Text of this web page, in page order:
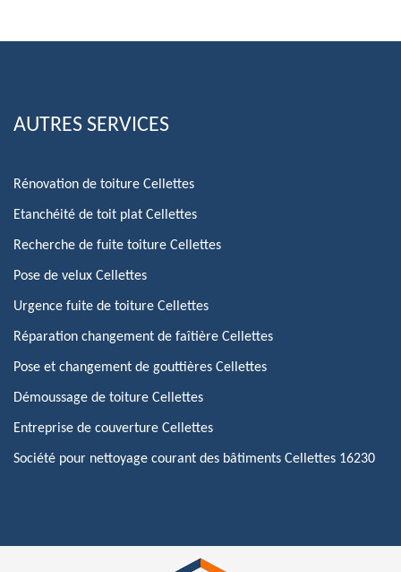
AUTRES SERVICES
Rénovation de toiture Cellettes
Etanchéité de toit plat Cellettes
Recherche de fuite toiture Cellettes
Pose de velux Cellettes
Urgence fuite de toiture Cellettes
Réparation changement de faîtière Cellettes
Pose et changement de gouttières Cellettes
Démoussage de toiture Cellettes
Entreprise de couverture Cellettes
Société pour nettoyage courant des bâtiments Cellettes 16230